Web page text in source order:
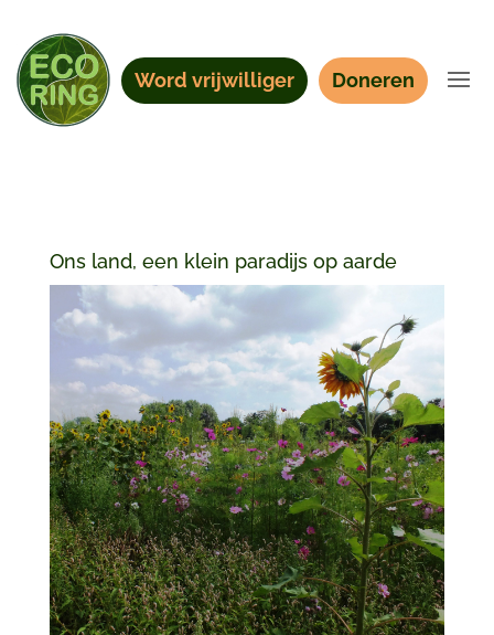
Word vrijwilliger Doneren
Ons land, een klein paradijs op aarde